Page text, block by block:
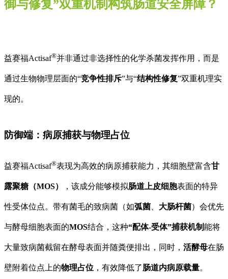
御与修复”双重机制构筑肠道安全屏障？
益赛福Actisaf®并非通过非选择性的化学杀菌发挥作用，而是
通过生物物理层面的“竞争性排斥”与“结构性修复”双重机理实
现的。
防御端：病原捕获与物理占位
益赛福Actisaf®表现为高效的病原捕获能力，其细胞壁富含甘
露聚糖（MOS） ，该成分能够模拟肠道上皮细胞表面的特异
性受体位点。带有菌毛的致病菌（如弧菌 大肠杆菌）会优先
与酵母细胞表面的MOS结合，这种“配体-受体”捕获机制能将
大量致病菌截留在酵母表面并随粪便排出，同时， 活酵母在肠
壁附着位点上的物理占位 ，有效降低了肠道内病原载量。